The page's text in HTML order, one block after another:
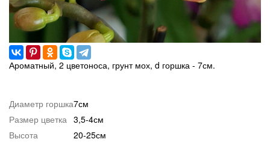
Ароматный, 2 цветоноса, грунт мох, d горшка - 7см.
Диаметр горшка7см
Размер цветка 3,5-4см
Высота
20-25см